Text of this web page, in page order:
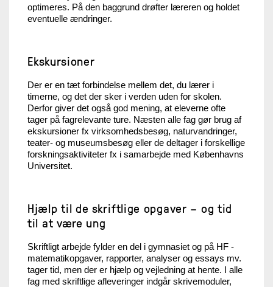
optimeres. På den baggrund drøfter læreren og holdet
eventuelle ændringer.
Ekskursioner
Der er en tæt forbindelse mellem det, du lærer i
timerne, og det der sker i verden uden for skolen.
Derfor giver det også god mening, at eleverne ofte
tager på fagrelevante ture. Næsten alle fag gør brug af
ekskursioner fx virksomhedsbesøg, naturvandringer,
teater- og museumsbesøg eller de deltager i forskellige
forskningsaktiviteter fx i samarbejde med Københavns
Universitet.
Hjælp til de skriftlige opgaver – og tid
til at være ung
Skriftligt arbejde fylder en del i gymnasiet og på HF -
matematikopgaver, rapporter, analyser og essays mv.
tager tid, men der er hjælp og vejledning at hente. I alle
fag med skriftlige afleveringer indgår skrivemoduler,